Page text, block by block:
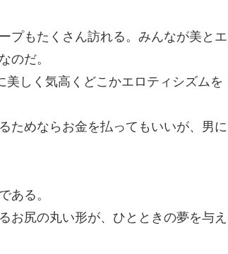
プもたくさん訪れる。みんなが美とエ
のだ。
しく気高くどこかエロティシズムを
ためならお金を払ってもいいが、男に
ある。
お尻の丸い形が、ひとときの夢を与え